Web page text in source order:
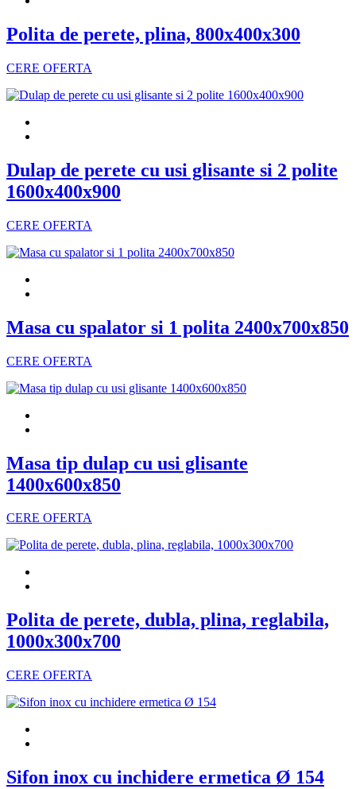
Polita de perete, plina, 800x400x300
CERE OFERTA
Dulap de perete cu usi glisante si 2 polite
1600x400x900
CERE OFERTA
Masa cu spalator si 1 polita 2400x700x850
CERE OFERTA
Masa tip dulap cu usi glisante
1400x600x850
CERE OFERTA
Polita de perete, dubla, plina, reglabila,
1000x300x700
CERE OFERTA
Sifon inox cu inchidere ermetica Ø 154